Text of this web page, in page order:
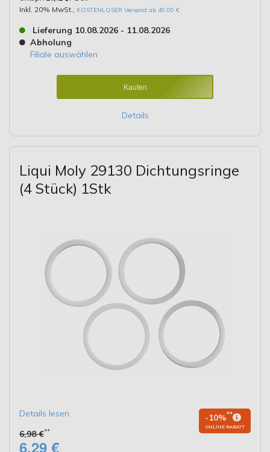
Inkl. 20% MwSt.
KOSTENLOSER Versand ab 49,00 €
Lieferung 10.08.2026 - 11.08.2026
Abholung
Filiale auswählen
Kaufen
Details
Liqui Moly 29130 Dichtungsringe
(4 Stück) 1Stk
Details lesen
6,98 €**
-10%**
ONLINE RABATT
6,29 €